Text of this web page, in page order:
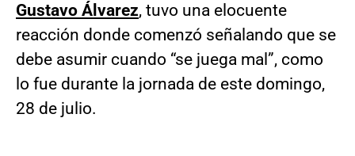
Gustavo Álvarez, tuvo una elocuente
reacción donde comenzó señalando que se
debe asumir cuando “se juega mal”, como
lo fue durante la jornada de este domingo,
28 de julio.